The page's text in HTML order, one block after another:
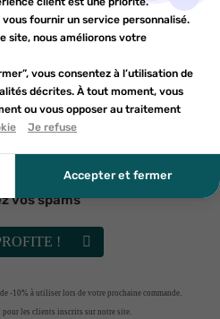
FRANÇAISE
×
ajouter des produits à votre
fournir un service personnalisé.
site, nous améliorons votre
vous consentez à l’utilisation de
décrites. À tout moment, vous
ou vous opposer au traitement
Je refuse
Accepter et fermer
première commande*
j'accepte que les
utilisées dans le cadre de
à la politique de confidentialité.
vos spams
!
-10% à utiliser lors de votre prochaine commande.
les clients inscrits sur notre site.